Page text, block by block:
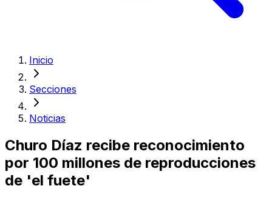
Inicio
Secciones
Noticias
Churo Díaz recibe reconocimiento
por 100 millones de reproducciones
de 'el fuete'